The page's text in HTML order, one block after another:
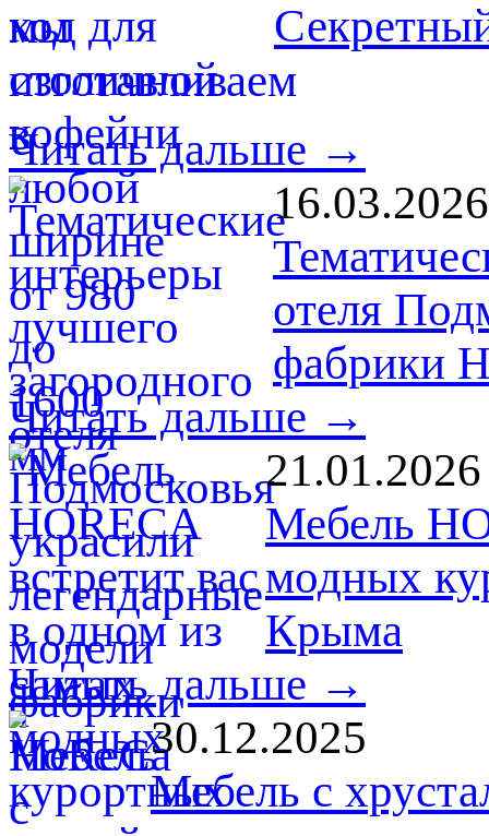
Читать дальше →
16.03.2026
отеля
фабрики
Читать дальше →
21.01.2026
Мебель
модных
Крыма
Читать дальше →
30.12.2025
Мебель с